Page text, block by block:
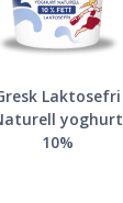
Laktosefri
yoghurt
10%